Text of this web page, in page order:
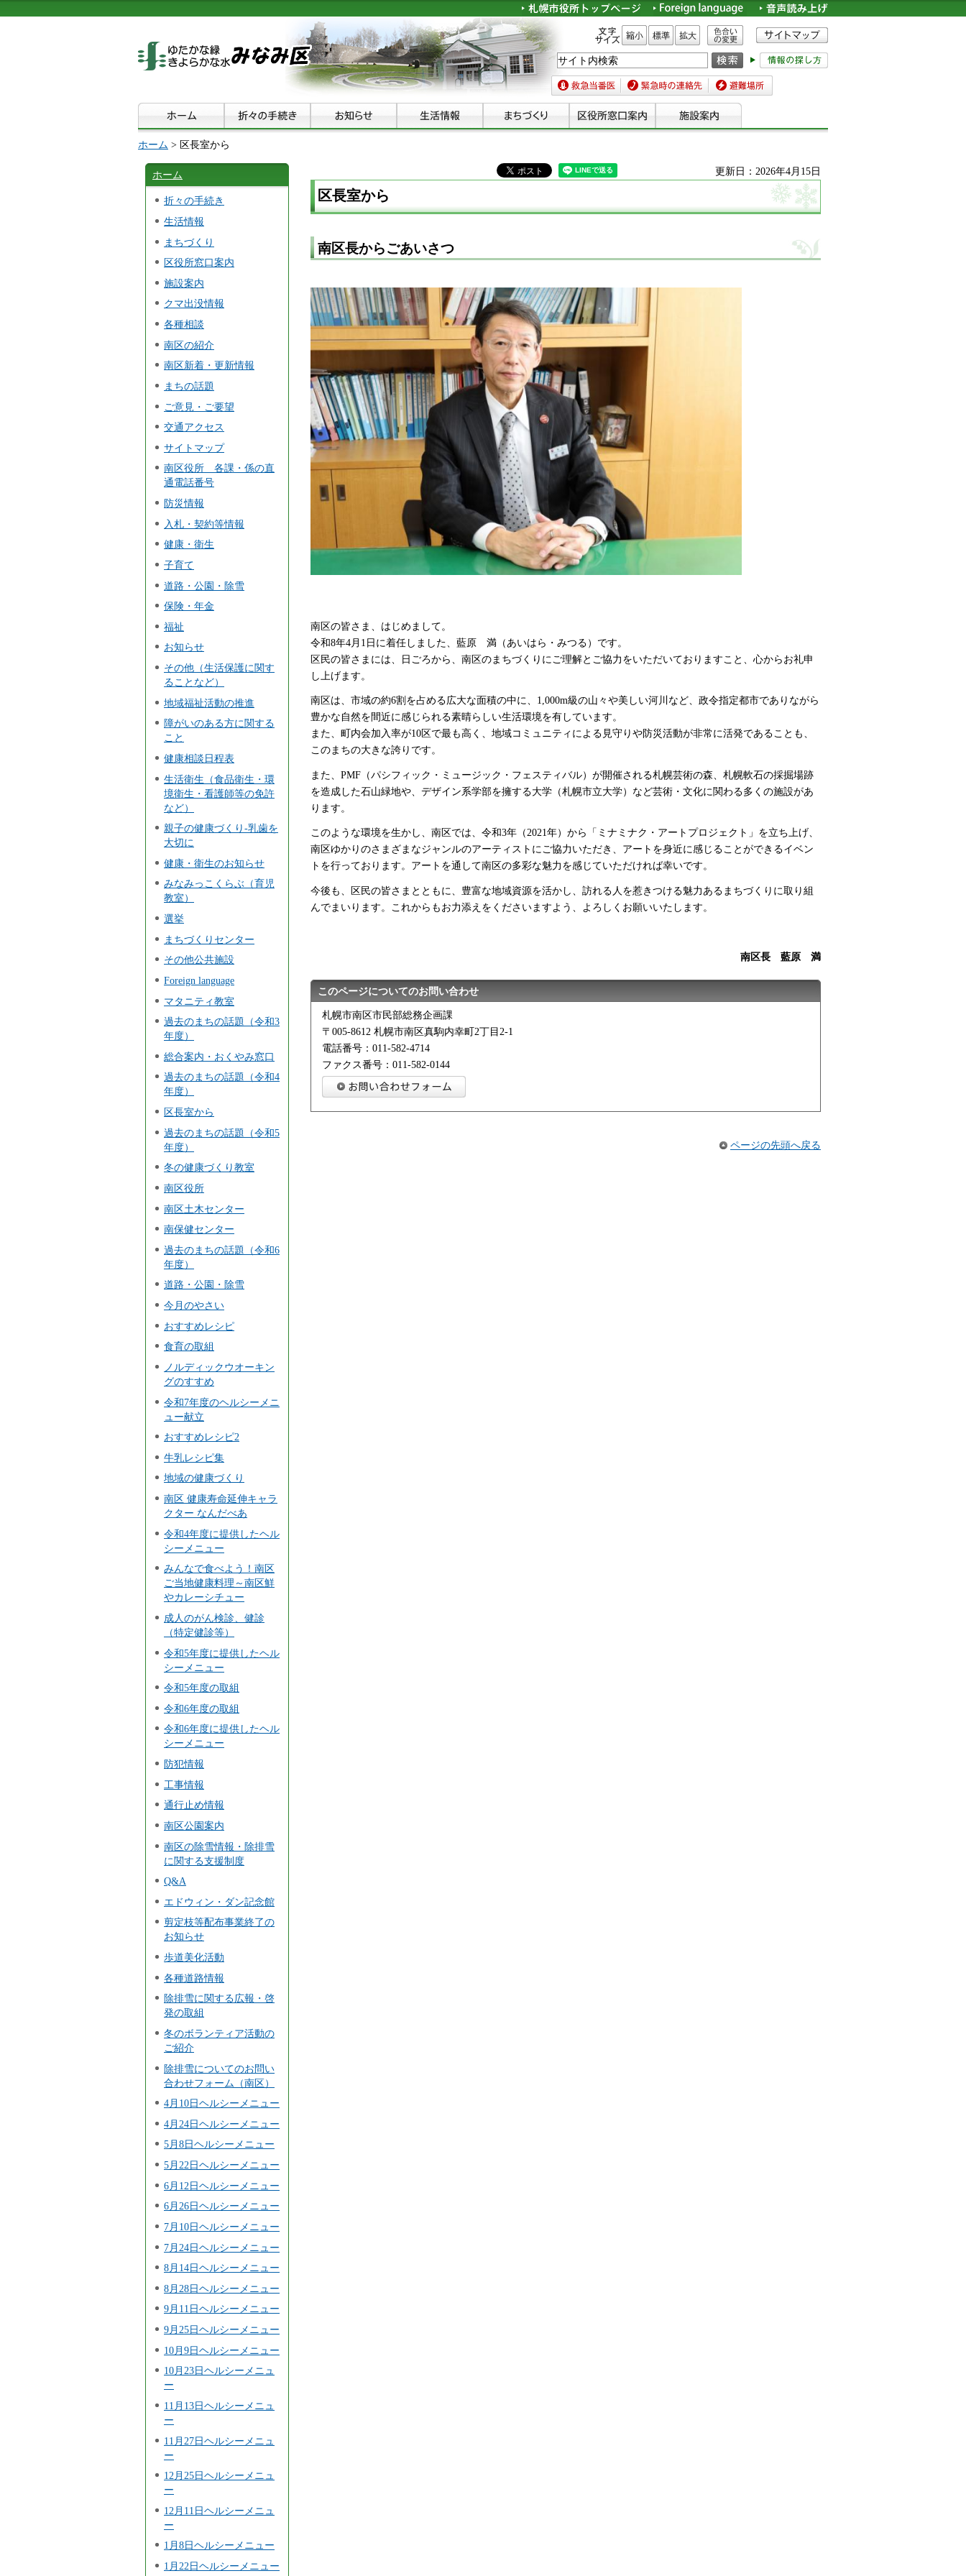
文字サイズ 縮小 標準 拡大
色合いの変更
救急当番医 緊急時の連絡先 避難場所
ホーム > 区長室から
ホーム
折々の手続き
生活情報
まちづくり
区役所窓口案内
施設案内
クマ出没情報
各種相談
南区の紹介
南区新着・更新情報
まちの話題
ご意見・ご要望
交通アクセス
サイトマップ
南区役所 各課・係の直
通電話番号
防災情報
入札・契約等情報
健康・衛生
子育て
道路・公園・除雪
保険・年金
福祉
お知らせ
その他（生活保護に関す
ることなど）
地域福祉活動の推進
障がいのある方に関する
こと
健康相談日程表
生活衛生（食品衛生・環
境衛生・看護師等の免許
など）
親子の健康づくり-乳歯を
大切に
健康・衛生のお知らせ
みなみっこくらぶ（育児
教室）
選挙
まちづくりセンター
その他公共施設
Foreign language
マタニティ教室
過去のまちの話題（令和3
年度）
総合案内・おくやみ窓口
過去のまちの話題（令和4
年度）
区長室から
過去のまちの話題（令和5
年度）
冬の健康づくり教室
南区役所
南区土木センター
南保健センター
過去のまちの話題（令和6
年度）
道路・公園・除雪
今月のやさい
おすすめレシピ
食育の取組
ノルディックウオーキン
グのすすめ
令和7年度のヘルシーメニ
ュー献立
おすすめレシピ2
牛乳レシピ集
地域の健康づくり
南区 健康寿命延伸キャラ
クター なんだべあ
令和4年度に提供したヘル
シーメニュー
みんなで食べよう！南区
ご当地健康料理～南区鮮
やカレーシチュー
成人のがん検診、健診
（特定健診等）
令和5年度に提供したヘル
シーメニュー
令和5年度の取組
令和6年度の取組
令和6年度に提供したヘル
シーメニュー
防犯情報
工事情報
通行止め情報
南区公園案内
南区の除雪情報・除排雪
に関する支援制度
Q&A
エドウィン・ダン記念館
剪定枝等配布事業終了の
お知らせ
歩道美化活動
各種道路情報
除排雪に関する広報・啓
発の取組
冬のボランティア活動の
ご紹介
除排雪についてのお問い
合わせフォーム（南区）
4月10日ヘルシーメニュー
4月24日ヘルシーメニュー
5月8日ヘルシーメニュー
5月22日ヘルシーメニュー
6月12日ヘルシーメニュー
6月26日ヘルシーメニュー
7月10日ヘルシーメニュー
7月24日ヘルシーメニュー
8月14日ヘルシーメニュー
8月28日ヘルシーメニュー
9月11日ヘルシーメニュー
9月25日ヘルシーメニュー
10月9日ヘルシーメニュー
10月23日ヘルシーメニュ
ー
11月13日ヘルシーメニュ
ー
11月27日ヘルシーメニュ
ー
12月25日ヘルシーメニュ
ー
12月11日ヘルシーメニュ
ー
1月8日ヘルシーメニュー
1月22日ヘルシーメニュー
更新日：2026年4月15日
区長室から
南区長からごあいさつ
南区の皆さま、はじめまして。
令和8年4月1日に着任しました、藍原 満（あいはら・みつる）です。
区民の皆さまには、日ごろから、南区のまちづくりにご理解とご協力をいただいておりますこと、心からお礼申
し上げます。
南区は、市域の約6割を占める広大な面積の中に、1,000m級の山々や美しい河川など、政令指定都市でありながら
豊かな自然を間近に感じられる素晴らしい生活環境を有しています。
また、町内会加入率が10区で最も高く、地域コミュニティによる見守りや防災活動が非常に活発であることも、
このまちの大きな誇りです。
また、PMF（パシフィック・ミュージック・フェスティバル）が開催される札幌芸術の森、札幌軟石の採掘場跡
を造成した石山緑地や、デザイン系学部を擁する大学（札幌市立大学）など芸術・文化に関わる多くの施設があ
ります。
このような環境を生かし、南区では、令和3年（2021年）から「ミナミナク・アートプロジェクト」を立ち上げ、
南区ゆかりのさまざまなジャンルのアーティストにご協力いただき、アートを身近に感じることができるイベン
トを行っております。アートを通して南区の多彩な魅力を感じていただければ幸いです。
今後も、区民の皆さまとともに、豊富な地域資源を活かし、訪れる人を惹きつける魅力あるまちづくりに取り組
んでまいります。これからもお力添えをくださいますよう、よろしくお願いいたします。
南区長 藍原 満
このページについてのお問い合わせ
札幌市南区市民部総務企画課
〒005-8612 札幌市南区真駒内幸町2丁目2-1
電話番号：011-582-4714
ファクス番号：011-582-0144
ページの先頭へ戻る